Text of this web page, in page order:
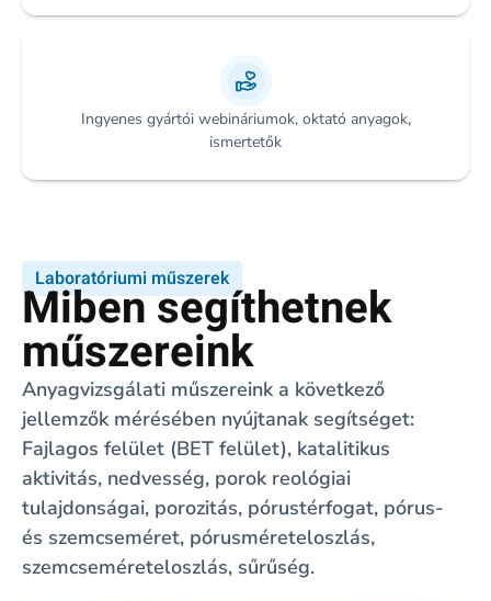
Ingyenes gyártói webináriumok, oktató anyagok,
ismertetők
Laboratóriumi műszerek
Miben segíthetnek
műszereink
Anyagvizsgálati műszereink a következő
jellemzők mérésében nyújtanak segítséget:
Fajlagos felület (BET felület), katalitikus
aktivitás, nedvesség, porok reológiai
tulajdonságai, porozitás, pórustérfogat, pórus-
és szemcseméret, pórusméreteloszlás,
szemcseméreteloszlás, sűrűség.